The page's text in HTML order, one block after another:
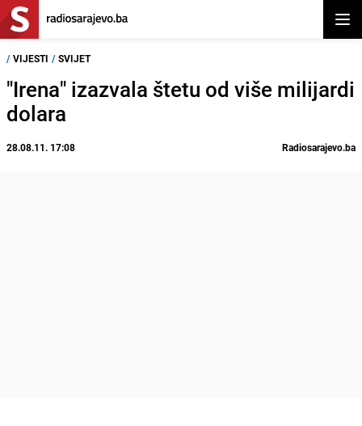
/ VIJESTI / SVIJET
"Irena" izazvala štetu od više milijardi
dolara
28.08.11. 17:08 Radiosarajevo.ba